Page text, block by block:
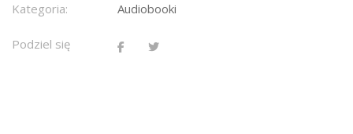
Kategoria: Audiobooki
Podziel się